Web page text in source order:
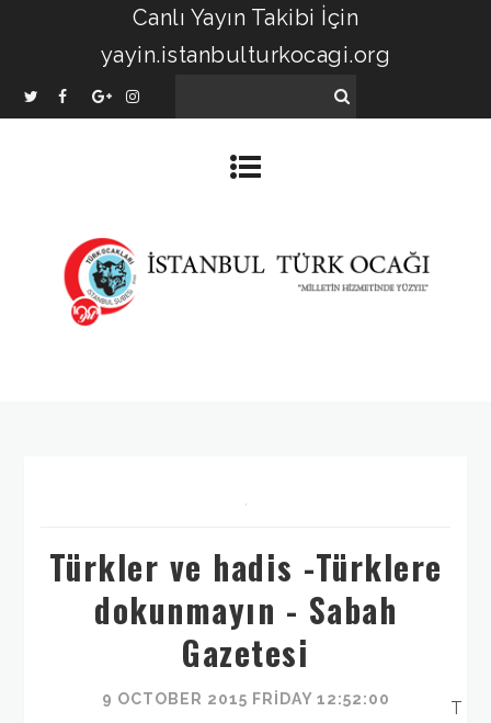
Canlı Yayın Takibi İçin
yayin.istanbulturkocagi.org
,
Türkler ve hadis -Türklere
dokunmayın - Sabah
Gazetesi
9 OCTOBER 2015 FRIDAY 12:52:00
T